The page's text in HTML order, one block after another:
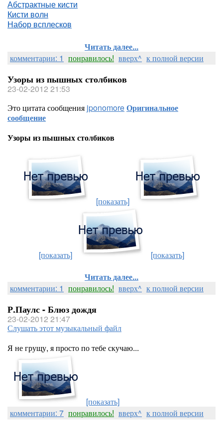
Абстрактные кисти
Кисти волн
Набор всплесков
Читать далее...
комментарии: 1 понравилось! вверх^ к полной версии
Узоры из пышных столбиков
23-02-2012 21:53
Это цитата сообщения jponomoreОригинальное
сообщение
Узоры из пышных столбиков
[показать]
[показать]
[показать]
Читать далее...
комментарии: 1 понравилось! вверх^ к полной версии
Р.Паулс - Блюз дождя
23-02-2012 21:47
Слушать этот музыкальный файл
Я не грущу, я просто по тебе скучаю...
[показать]
комментарии: 7 понравилось! вверх^ к полной версии